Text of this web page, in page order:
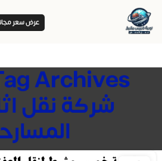
عرض سعر
شركة نقل